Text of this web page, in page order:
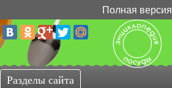
Полная версия